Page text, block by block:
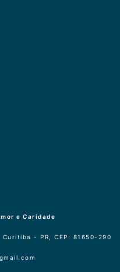
e Caridade
- PR, CEP: 81650-290